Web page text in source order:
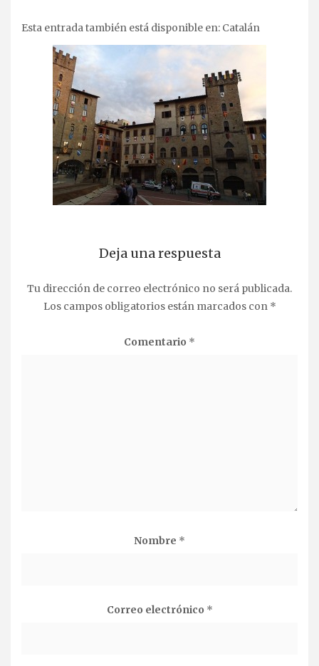
Esta entrada también está disponible en: Catalán
Deja una respuesta
Tu dirección de correo electrónico no será publicada.
Los campos obligatorios están marcados con *
Comentario *
Nombre *
Correo electrónico *